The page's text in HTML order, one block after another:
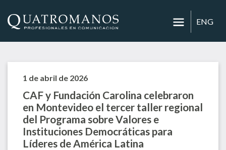
ENG
1 de abril de 2026
CAF y Fundación Carolina celebraron
en Montevideo el tercer taller regional
del Programa sobre Valores e
Instituciones Democráticas para
Líderes de América Latina